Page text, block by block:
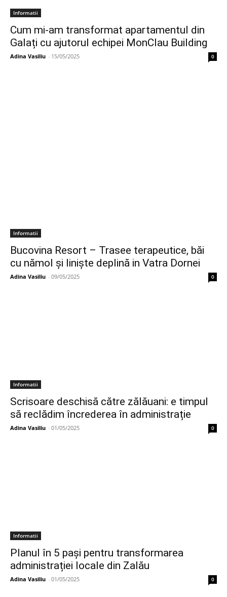
Informatii
Cum mi-am transformat apartamentul din
Galați cu ajutorul echipei MonClau Building
Adina Vasiliu - 15/05/2025 0
Informatii
Bucovina Resort – Trasee terapeutice, băi
cu nămol și liniște deplină in Vatra Dornei
Adina Vasiliu - 09/05/2025 0
Informatii
Scrisoare deschisă către zălăuani: e timpul
să reclădim încrederea în administrație
Adina Vasiliu - 01/05/2025 0
Informatii
Planul în 5 pași pentru transformarea
administrației locale din Zalău
Adina Vasiliu - 01/05/2025 0